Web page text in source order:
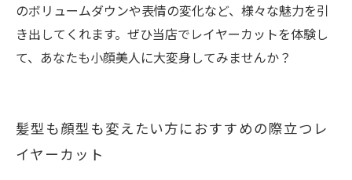
のボリュームダウンや表情の変化など、様々な魅力を引
き出してくれます。ぜひ当店でレイヤーカットを体験し
て、あなたも小顔美人に大変身してみませんか？
髪型も顔型も変えたい方におすすめの際立つレ
イヤーカット